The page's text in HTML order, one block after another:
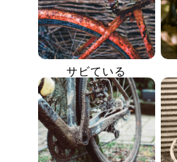
サビている